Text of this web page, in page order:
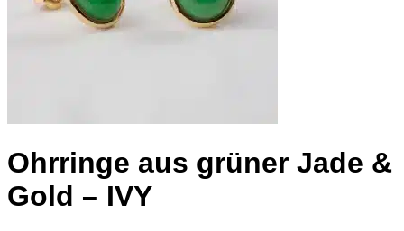
Ohrringe aus grüner Jade &
Gold – IVY